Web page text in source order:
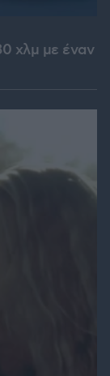
χλμ με έναν